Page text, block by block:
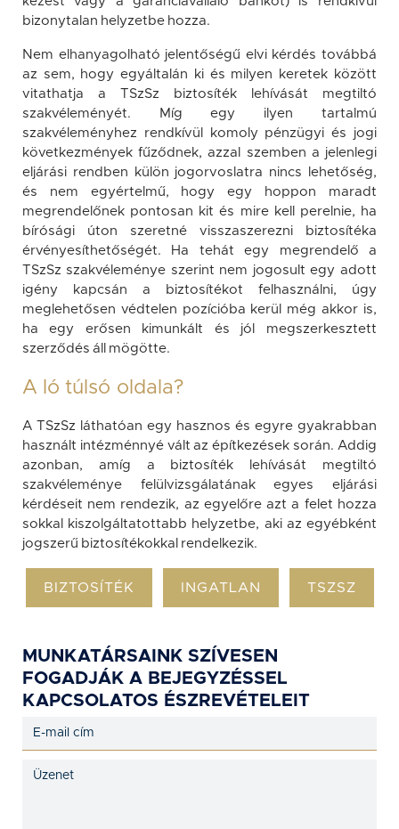
bizonytalan helyzetbe hozza.
Nem elhanyagolható jelentőségű elvi kérdés továbbá
az sem, hogy egyáltalán ki és milyen keretek között
vitathatja a TSzSz biztosíték lehívását megtiltó
szakvéleményét. Míg egy ilyen tartalmú
szakvéleményhez rendkívül komoly pénzügyi és jogi
következmények fűződnek, azzal szemben a jelenlegi
eljárási rendben külön jogorvoslatra nincs lehetőség,
és nem egyértelmű, hogy egy hoppon maradt
megrendelőnek pontosan kit és mire kell perelnie, ha
bírósági úton szeretné visszaszerezni biztosítéka
érvényesíthetőségét. Ha tehát egy megrendelő a
TSzSz szakvéleménye szerint nem jogosult egy adott
igény kapcsán a biztosítékot felhasználni, úgy
meglehetősen védtelen pozícióba kerül még akkor is,
ha egy erősen kimunkált és jól megszerkesztett
szerződés áll mögötte.
A ló túlsó oldala?
A TSzSz láthatóan egy hasznos és egyre gyakrabban
használt intézménnyé vált az építkezések során. Addig
azonban, amíg a biztosíték lehívását megtiltó
szakvéleménye felülvizsgálatának egyes eljárási
kérdéseit nem rendezik, az egyelőre azt a felet hozza
sokkal kiszolgáltatottabb helyzetbe, aki az egyébként
jogszerű biztosítékokkal rendelkezik.
BIZTOSÍTÉK INGATLAN TSZSZ
MUNKATÁRSAINK SZÍVESEN
FOGADJÁK A BEJEGYZÉSSEL
KAPCSOLATOS ÉSZREVÉTELEIT